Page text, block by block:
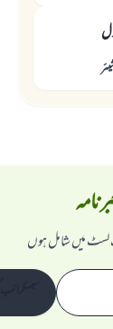
لسٹ میں شامل ہوں